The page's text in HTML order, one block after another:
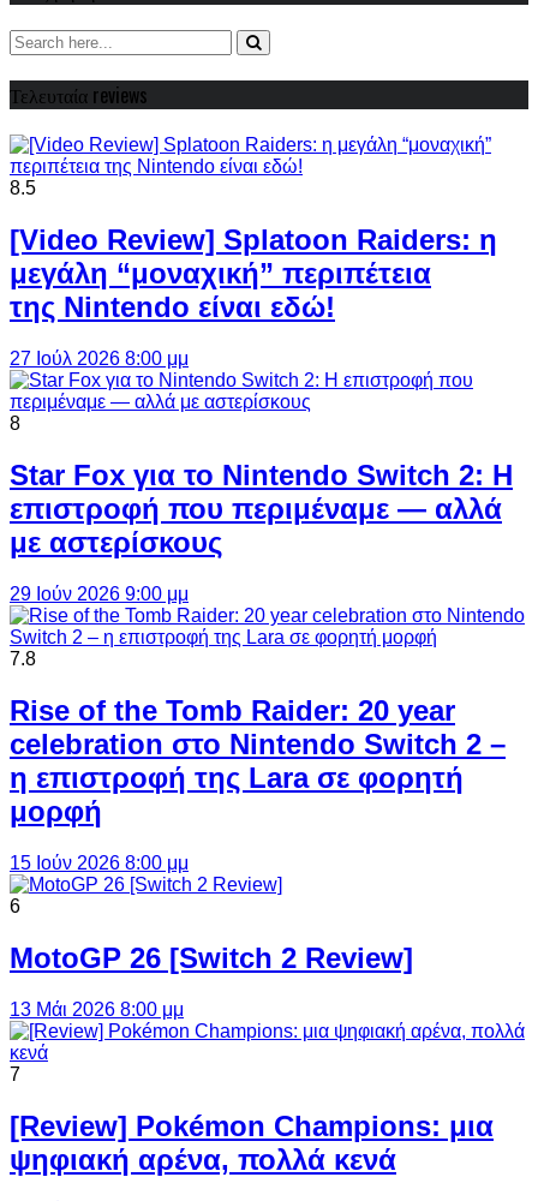
Τελευταία reviews
8.5
[Video Review] Splatoon Raiders: η
μεγάλη “μοναχική” περιπέτεια
της Nintendo είναι εδώ!
27 Ιούλ 2026 8:00 μμ
8
Star Fox για το Nintendo Switch 2: Η
επιστροφή που περιμέναμε — αλλά
με αστερίσκους
29 Ιούν 2026 9:00 μμ
7.8
Rise of the Tomb Raider: 20 year
celebration στο Nintendo Switch 2 –
η επιστροφή της Lara σε φορητή
μορφή
15 Ιούν 2026 8:00 μμ
6
MotoGP 26 [Switch 2 Review]
13 Μάι 2026 8:00 μμ
7
[Review] Pokémon Champions: μια
ψηφιακή αρένα, πολλά κενά